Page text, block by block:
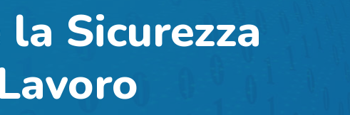
Sicurezza